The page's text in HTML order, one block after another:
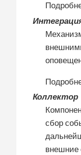
Коллектор
сбор
внешние